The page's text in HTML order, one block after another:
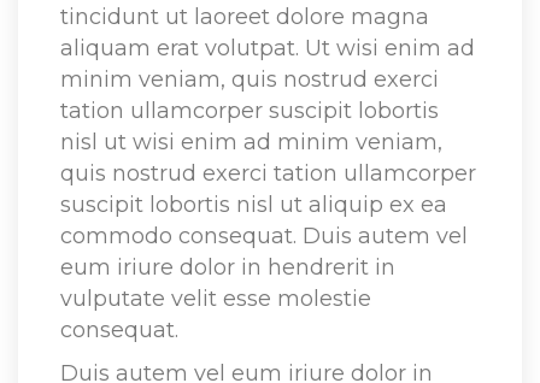
tincidunt ut laoreet dolore magna
aliquam erat volutpat. Ut wisi enim ad
minim veniam, quis nostrud exerci
tation ullamcorper suscipit lobortis
nisl ut wisi enim ad minim veniam,
quis nostrud exerci tation ullamcorper
uscipit lobortis nisl ut aliquip ex ea
commodo consequat. Duis autem vel
eum iriure dolor in hendrerit in
vulputate velit esse molestie
consequat.
Duis autem vel eum iriure dolor in